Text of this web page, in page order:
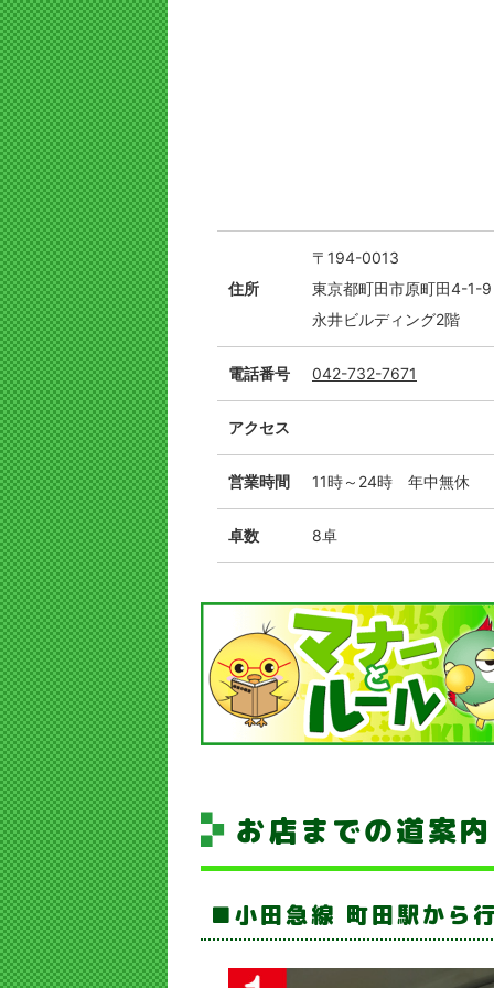
住所
〒194-0013
東京都町田市原町田4-1-9
永井ビルディング2階
電話番号 042-732-7671
アクセス
営業時間 11時～24時 年中無休
卓数 8卓
お店までの道案内
小田急線 町田駅から